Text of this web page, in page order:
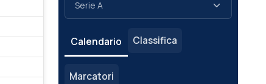
Calendario Classifica
Marcatori